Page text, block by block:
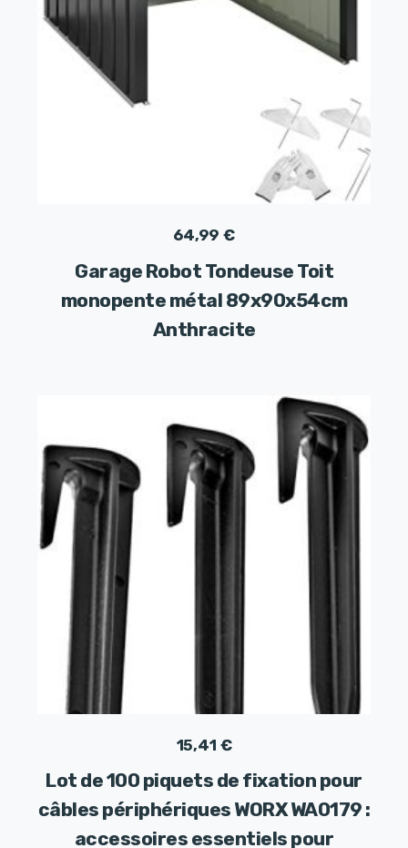
Garage Robot Tondeuse Toit
monopente métal 89x90x54cm
Anthracite
64,99 €
Lot de 100 piquets de fixation pour
câbles périphériques WORX WA0179 :
accessoires essentiels pour
15,41 €